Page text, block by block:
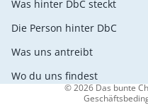
Was hinter DbC steckt
Die Person hinter DbC
Was uns antreibt
Wo du uns findest
© 2026Das bunte
Kontaktinformationen
Impressum
Versand